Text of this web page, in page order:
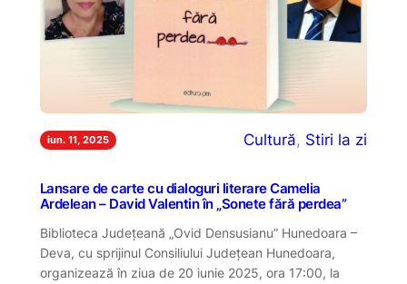
iun. 11, 2025 Cultură, Stiri la zi
Lansare de carte cu dialoguri literare Camelia
Ardelean – David Valentin în „Sonete fără perdea”
Biblioteca Județeană „Ovid Densusianu” Hunedoara –
Deva, cu sprijinul Consiliului Județean Hunedoara,
organizează în ziua de 20 iunie 2025, ora 17:00, la